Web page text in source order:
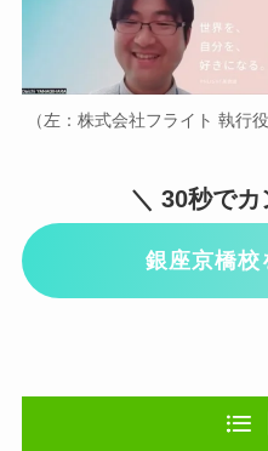
（左：株式会社フライト 執行
＼ 30秒で
銀座京橋校